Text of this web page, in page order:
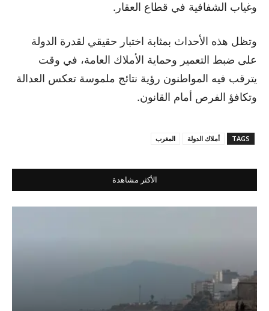
وغياب الشفافية في قطاع العقار.
وتظل هذه الأحداث بمثابة اختبار حقيقي لقدرة الدولة
على ضبط التعمير وحماية الأملاك العامة، في وقت
يترقب فيه المواطنون رؤية نتائج ملموسة تعكس العدالة
وتكافؤ الفرص أمام القانون.
TAGS أملاك الدولة المغرب
الأكثر مشاهدة